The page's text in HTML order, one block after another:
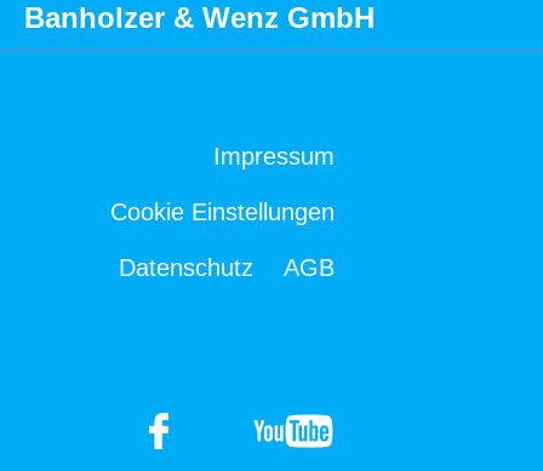
Banholzer & Wenz GmbH
Impressum
Cookie Einstellungen
Datenschutz AGB